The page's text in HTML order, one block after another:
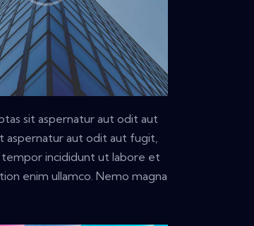
sit aspernatur aut odit aut
aspernatur aut odit aut fugit,
tempor incididunt ut labore et
enim ullamco. Nemo magna